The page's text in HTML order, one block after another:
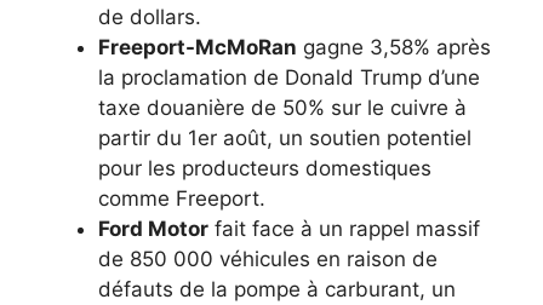
de dollars.
Freeport-McMoRan gagne 3,58% après
la proclamation de Donald Trump d’une
taxe douanière de 50% sur le cuivre à
partir du 1er août, un soutien potentiel
pour les producteurs domestiques
comme Freeport.
Ford Motor fait face à un rappel massif
de 850 000 véhicules en raison de
défauts de la pompe à carburant, un